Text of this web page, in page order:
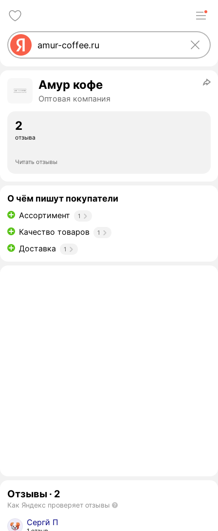
Амур кофе
Оптовая компания
2
отзыва
Читать отзывы
О чём пишут покупатели
Ассортимент 1
Качество товаров 1
Доставка 1
Отзывы · 2
Как Яндекс проверяет отзывы
Сергй П